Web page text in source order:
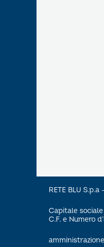
RETE BLU
Capitale sociale
C.F. e Numero